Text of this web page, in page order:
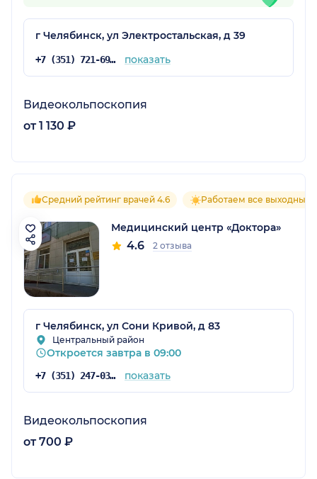
г Челябинск, ул Электростальская, д 39
+7 (351) 721-69-34 показать
Видеокольпоскопия
от 1 130 ₽
Средний рейтинг врачей 4.6 Работаем все выходные
Медицинский центр «Доктора»
4.6 2 отзыва
г Челябинск, ул Сони Кривой, д 83
Центральный район
Откроется завтра в 09:00
+7 (351) 247-03-03 показать
Видеокольпоскопия
от 700 ₽